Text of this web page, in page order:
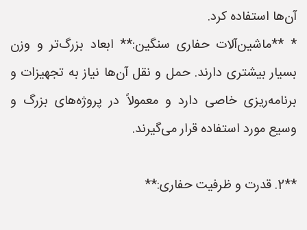
آن‌ها استفاده کرد.
* **ماشین‌آلات حفاری سنگین:** ابعاد بزرگ‌تر و وزن
بسیار بیشتری دارند. حمل و نقل آن‌ها نیاز به تجهیزات و
برنامه‌ریزی خاصی دارد و معمولاً در پروژه‌های بزرگ و
وسیع مورد استفاده قرار می‌گیرند.
**2. قدرت و ظرفیت حفاری:**